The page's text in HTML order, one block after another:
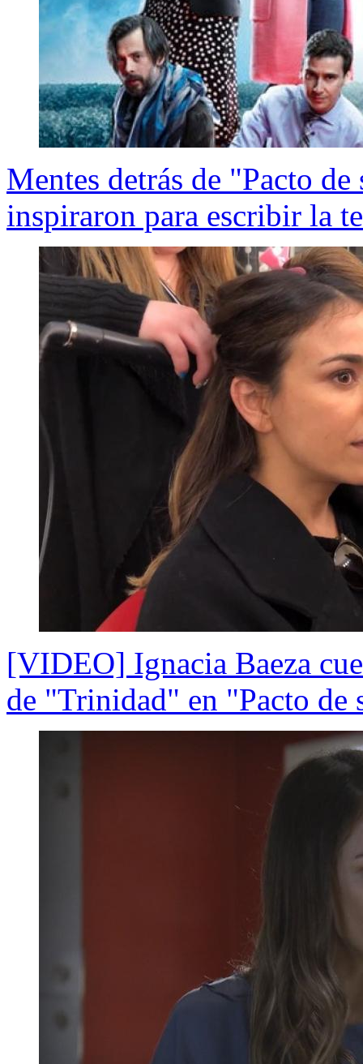
Mentes detrás de "Pacto
inspiraron para escribir la
[VIDEO] Ignacia Baeza
de "Trinidad" en "Pacto de